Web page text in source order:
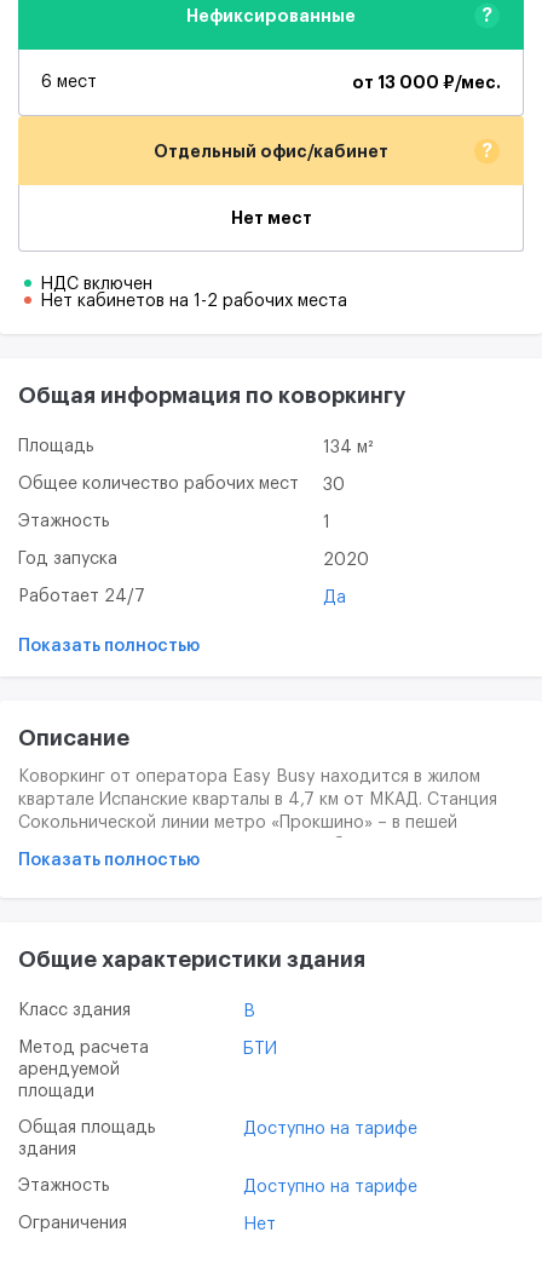
Нефиксированные ?
6 мест от 13 000 ₽/мес.
Отдельный офис/кабинет ?
Нет мест
НДС включен
Нет кабинетов на 1-2 рабочих места
Общая информация по коворкингу
Площадь 134 м²
Общее количество рабочих мест 30
Этажность 1
Год запуска 2020
Работает 24/7 Да
Показать полностью
Описание
Коворкинг от оператора Easy Busy находится в жилом
квартале Испанские кварталы в 4,7 км от МКАД. Станция
Cокольнической линии метро «Прокшино» – в пешей
Киевского шоссе. Аавтотрасса СБВ (Солнцево – Бутово –
открывается с помощью мобильного приложения). Доступ к
AntiCovid мер. Доступ к WiFi. Чай и кофе. Круглосуточный
переговорные комнаты на 2-3 человека.
Показать полностью
Общие характеристики здания
Класс здания B
Метод расчета
арендуемой
площади
БТИ
Общая площадь
здания
Доступно на тарифе
Этажность Доступно на тарифе
Ограничения Нет